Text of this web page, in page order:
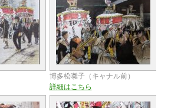
博多松囃子（キャナル前）
詳細はこちら